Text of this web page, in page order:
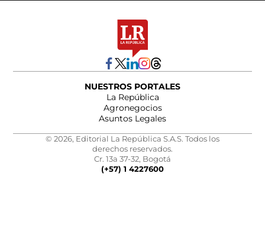
NUESTROS PORTALES
La República
Agronegocios
Asuntos Legales
© 2026, Editorial La República S.A.S. Todos los
derechos reservados.
Cr. 13a 37-32, Bogotá
(+57) 1 4227600